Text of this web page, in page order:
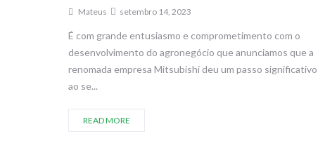
Mateus setembro 14, 2023
É com grande entusiasmo e comprometimento com o
desenvolvimento do agronegócio que anunciamos que a
renomada empresa Mitsubishi deu um passo significativo
ao se...
READ MORE